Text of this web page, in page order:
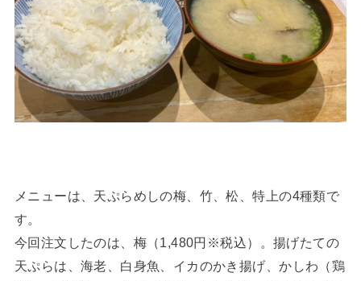
メニューは、天ぷらめしの梅、竹、松、特上の4種類で
す。
今回注文したのは、梅（1,480円※税込）。揚げたての
天ぷらは、海老、白身魚、イカのかき揚げ、かしわ（鶏